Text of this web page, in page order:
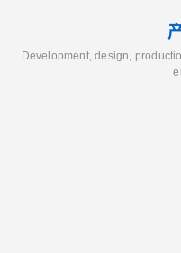
Development, design,